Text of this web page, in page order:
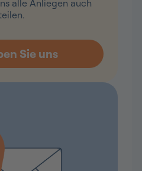
alle Anliegen auch